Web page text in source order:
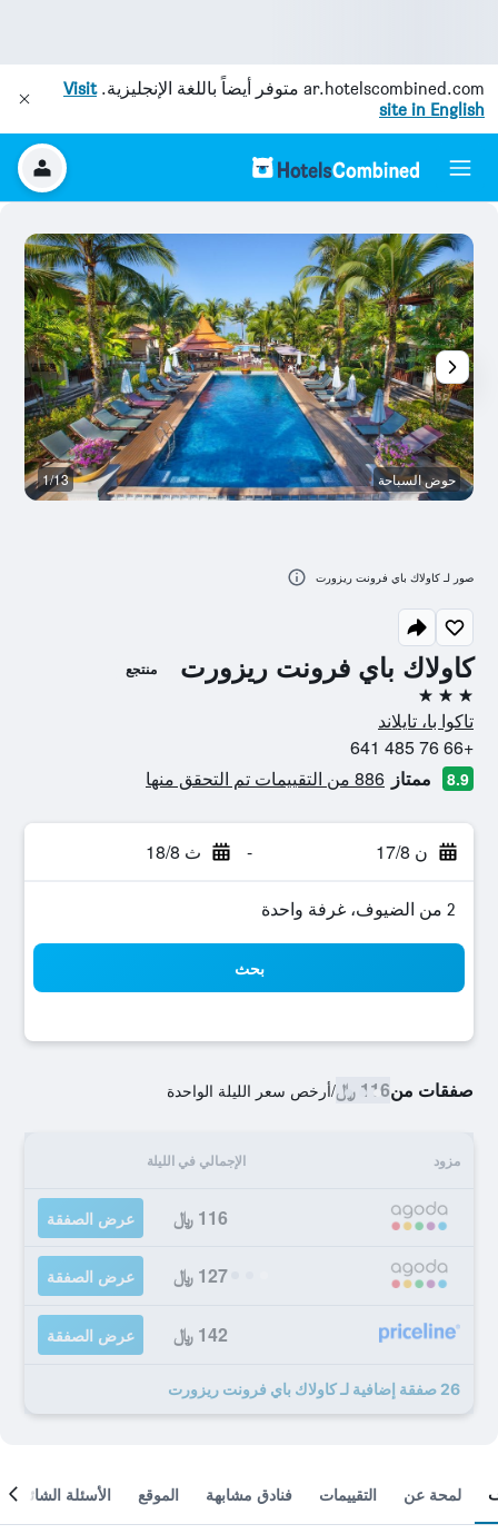
ar.hotelscombined.com متوفر أيضاً باللغة الإنجليزية.Visit
site in English
كاولاك باي فرونت ريزورت منتجع
3 نجوم
تاكوا با، تايلاند
+66 76 485 641
8.9 ممتاز 886 من التقييمات تم التحقق منها
ن 17/8 - ث 18/8
2 من الضيوف، غرفة واحدة
بحث
صفقات من116 ﷼ /أرخص سعر الليلة الواحدة
مزود الإجمالي في الليلة
116 ﷼ عرض الصفقة
127 ﷼ عرض الصفقة
142 ﷼ عرض الصفقة
26 صفقة إضافية لـ كاولاك باي فرونت ريزورت
حوض السباحة 1/13
صور لـ كاولاك باي فرونت ريزورت
لمحة عن التقييمات فنادق مشابهة الموقع الأسئلة الشائعة